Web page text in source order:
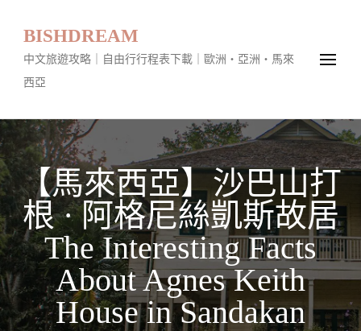
BISHDREAM
中文旅遊攻略｜自由行行程表下載｜歐洲・亞洲・馬來
西亞
【馬來西亞】沙巴山打
根 · 阿格尼絲凱斯故居
The Interesting Facts
About Agnes Keith
House in Sandakan